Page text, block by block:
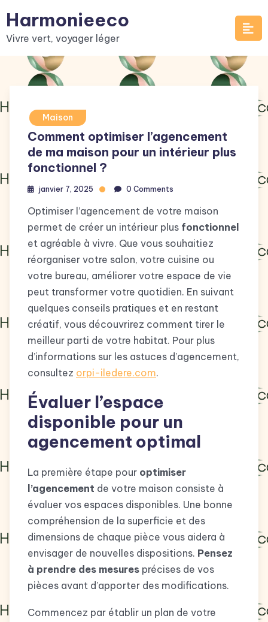
to
content
Harmonieeco
Vivre vert, voyager léger
Maison
Comment optimiser l’agencement
de ma maison pour un intérieur plus
fonctionnel ?
janvier 7, 2025 0 Comments
Optimiser l’agencement de votre maison
permet de créer un intérieur plus fonctionnel
et agréable à vivre. Que vous souhaitiez
réorganiser votre salon, votre cuisine ou
votre bureau, améliorer votre espace de vie
peut transformer votre quotidien. En suivant
quelques conseils pratiques et en restant
créatif, vous découvrirez comment tirer le
meilleur parti de votre habitat. Pour plus
d’informations sur les astuces d’agencement,
consultez orpi-iledere.com.
Évaluer l’espace
disponible pour un
agencement optimal
La première étape pour optimiser
l’agencement de votre maison consiste à
évaluer vos espaces disponibles. Une bonne
compréhension de la superficie et des
dimensions de chaque pièce vous aidera à
envisager de nouvelles dispositions. Pensez
à prendre des mesures précises de vos
pièces avant d’apporter des modifications.
Commencez par établir un plan de votre